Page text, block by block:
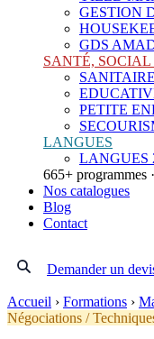
GESTION
GDS
SANTÉ,
PETITE
LANGUES
LANGUES
665+ programmes
Nos catalogues
Blog
Contact
Demander un
Accueil › Formations ›
Négociations /